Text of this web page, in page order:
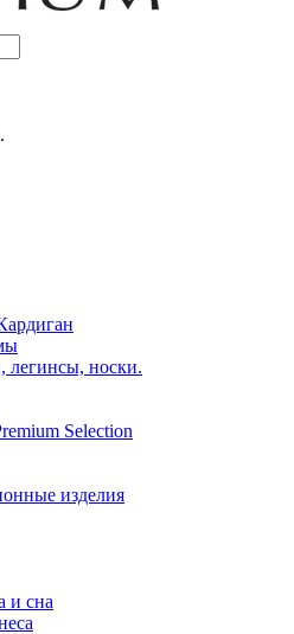
легинсы, носки.
Selection
изделия
и сна